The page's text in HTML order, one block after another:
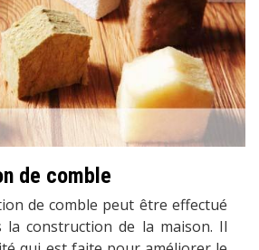
de comble
de comble peut être effectué
construction de la maison. Il